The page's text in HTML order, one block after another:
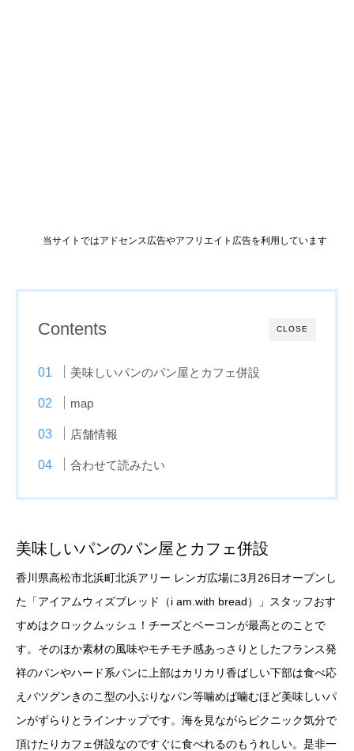
当サイトではアドセンス広告やアフリエイト広告を利用しています
CLOSE
Contents
美味しいパンのパン屋とカフェ併設
map
店舗情報
合わせて読みたい
美味しいパンのパン屋とカフェ併設
香川県高松市北浜町北浜アリー レンガ広場に3月26日オープンし
た「アイアムウィズブレッド（i am.with bread）」スタッフおす
すめはクロックムッシュ！チーズとベーコンが最高とのことで
す。そのほか素材の風味やモチモチ感あっさりとしたフランス発
祥のパンやハード系パンに上部はカリカリ香ばしい下部は食べ応
えバツグンきのこ型の小ぶりなパン等噛めば噛むほど美味しいパ
ンがずらりとラインナップです。海を見ながらピクニック気分で
頂けたりカフェ併設なのですぐに食べれるのもうれしい。是非一